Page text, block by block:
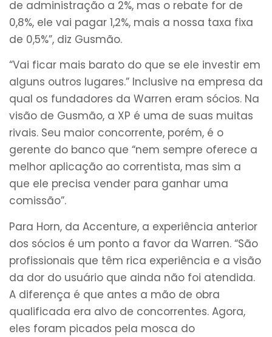
de administração a 2%, mas o rebate for de
0,8%, ele vai pagar 1,2%, mais a nossa taxa fixa
de 0,5%”, diz Gusmão.
“Vai ficar mais barato do que se ele investir em
alguns outros lugares.” Inclusive na empresa da
qual os fundadores da Warren eram sócios. Na
visão de Gusmão, a XP é uma de suas muitas
rivais. Seu maior concorrente, porém, é o
gerente do banco que “nem sempre oferece a
melhor aplicação ao correntista, mas sim a
que ele precisa vender para ganhar uma
comissão”.
Para Horn, da Accenture, a experiência anterior
dos sócios é um ponto a favor da Warren. “São
profissionais que têm rica experiência e a visão
da dor do usuário que ainda não foi atendida.
A diferença é que antes a mão de obra
qualificada era alvo de concorrentes. Agora,
eles foram picados pela mosca do